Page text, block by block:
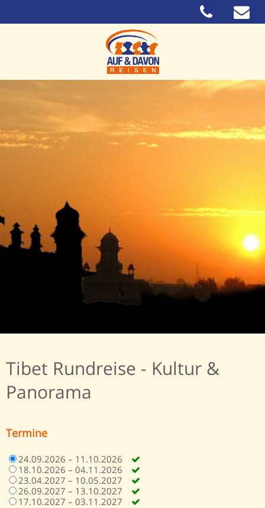
Tibet Rundreise - Kultur &
Panorama
Termine
24.09.2026 – 11.10.2026
18.10.2026 – 04.11.2026
23.04.2027 – 10.05.2027
26.09.2027 – 13.10.2027
17.10.2027 – 03.11.2027